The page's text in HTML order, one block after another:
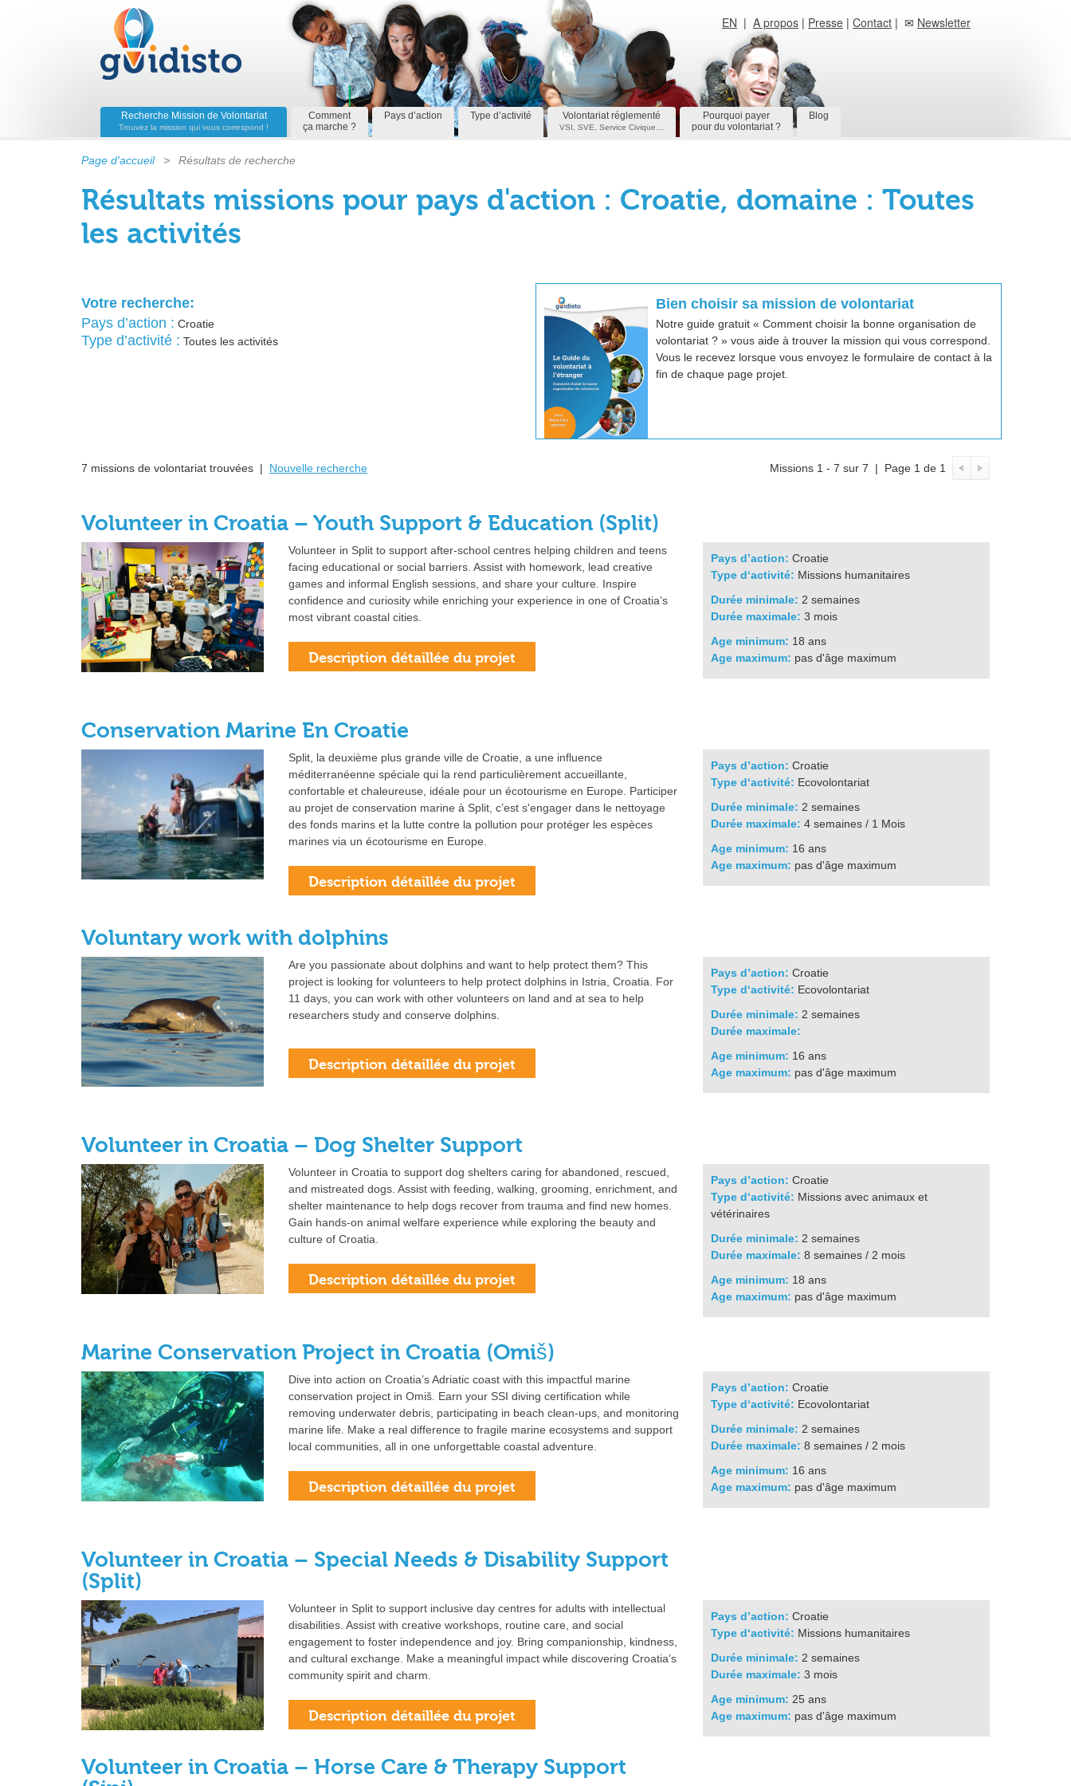
EN | A propos | Presse | Contact | ✉ Newsletter
Recherche Mission de Volontariat
Trouvez la mission qui vous correspond !
Comment
ça marche ?
Pays d’action Type d’activité Volontariat réglementé
VSI, SVE, Service Civique…
Pourquoi payer
pour du volontariat ?
Blog
Page d'accueil > Résultats de recherche
Résultats missions pour pays d'action : Croatie, domaine : Toutes
les activités
Votre recherche:
Pays d’action : Croatie
Type d’activité : Toutes les activités
Bien choisir sa mission de volontariat
Notre guide gratuit « Comment choisir la bonne organisation de
volontariat ? » vous aide à trouver la mission qui vous correspond.
Vous le recevez lorsque vous envoyez le formulaire de contact à la
fin de chaque page projet.
7 missions de volontariat trouvées | Nouvelle recherche Missions 1 - 7 sur 7 | Page 1 de 1
Volunteer in Croatia – Youth Support & Education (Split)
Volunteer in Split to support after‑school centres helping children and teens
facing educational or social barriers. Assist with homework, lead creative
games and informal English sessions, and share your culture. Inspire
confidence and curiosity while enriching your experience in one of Croatia’s
most vibrant coastal cities.
Pays d’action: Croatie
Type d‘activité: Missions humanitaires
Durée minimale: 2 semaines
Durée maximale: 3 mois
Age minimum: 18 ans
Age maximum: pas d'âge maximum
Conservation Marine En Croatie
Split, la deuxième plus grande ville de Croatie, a une influence
méditerranéenne spéciale qui la rend particulièrement accueillante,
confortable et chaleureuse, idéale pour un écotourisme en Europe. Participer
au projet de conservation marine à Split, c’est s'engager dans le nettoyage
des fonds marins et la lutte contre la pollution pour protéger les espèces
marines via un écotourisme en Europe.
Pays d’action: Croatie
Type d‘activité: Ecovolontariat
Durée minimale: 2 semaines
Durée maximale: 4 semaines / 1 Mois
Age minimum: 16 ans
Age maximum: pas d'âge maximum
Voluntary work with dolphins
Are you passionate about dolphins and want to help protect them? This
project is looking for volunteers to help protect dolphins in Istria, Croatia. For
11 days, you can work with other volunteers on land and at sea to help
researchers study and conserve dolphins.
Pays d’action: Croatie
Type d‘activité: Ecovolontariat
Durée minimale: 2 semaines
Durée maximale:
Age minimum: 16 ans
Age maximum: pas d'âge maximum
Volunteer in Croatia – Dog Shelter Support
Volunteer in Croatia to support dog shelters caring for abandoned, rescued,
and mistreated dogs. Assist with feeding, walking, grooming, enrichment, and
shelter maintenance to help dogs recover from trauma and find new homes.
Gain hands-on animal welfare experience while exploring the beauty and
culture of Croatia.
Pays d’action: Croatie
Type d‘activité: Missions avec animaux et
vétérinaires
Durée minimale: 2 semaines
Durée maximale: 8 semaines / 2 mois
Age minimum: 18 ans
Age maximum: pas d'âge maximum
Marine Conservation Project in Croatia (Omiš)
Dive into action on Croatia’s Adriatic coast with this impactful marine
conservation project in Omiš. Earn your SSI diving certification while
removing underwater debris, participating in beach clean‑ups, and monitoring
marine life. Make a real difference to fragile marine ecosystems and support
local communities, all in one unforgettable coastal adventure.
Pays d’action: Croatie
Type d‘activité: Ecovolontariat
Durée minimale: 2 semaines
Durée maximale: 8 semaines / 2 mois
Age minimum: 16 ans
Age maximum: pas d'âge maximum
Volunteer in Croatia – Special Needs & Disability Support
(Split)
Volunteer in Split to support inclusive day centres for adults with intellectual
disabilities. Assist with creative workshops, routine care, and social
engagement to foster independence and joy. Bring companionship, kindness,
and cultural exchange. Make a meaningful impact while discovering Croatia’s
community spirit and charm.
Pays d’action: Croatie
Type d‘activité: Missions humanitaires
Durée minimale: 2 semaines
Durée maximale: 3 mois
Age minimum: 25 ans
Age maximum: pas d'âge maximum
Volunteer in Croatia – Horse Care & Therapy Support